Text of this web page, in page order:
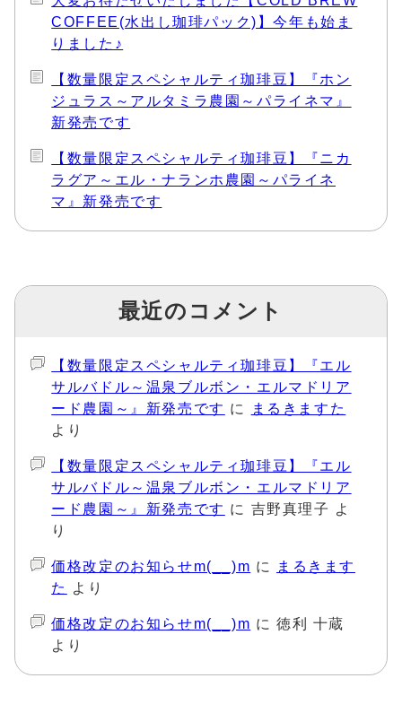
COFFEE(水出し珈琲パック)】今年も始ま
りました♪
【数量限定スペシャルティ珈琲豆】『ホン
ジュラス～アルタミラ農園～パライネマ』
新発売です
【数量限定スペシャルティ珈琲豆】『ニカ
ラグア～エル・ナランホ農園～パライネ
マ』新発売です
最近のコメント
【数量限定スペシャルティ珈琲豆】『エル
サルバドル～温泉ブルボン・エルマドリア
ード農園～』新発売です に
まるきますた
より
【数量限定スペシャルティ珈琲豆】『エル
サルバドル～温泉ブルボン・エルマドリア
ード農園～』新発売です に 吉野真理子 よ
り
価格改定のお知らせm(__)m に
まるきます
た
より
価格改定のお知らせm(__)m に徳利 十蔵
より